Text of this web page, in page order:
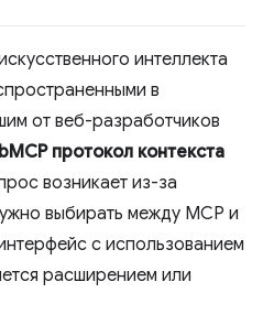
интеллекта
в
от веб-разработчиков
протокол контекста
возникает из-за
выбирать между MCP и
с использованием
расширением или